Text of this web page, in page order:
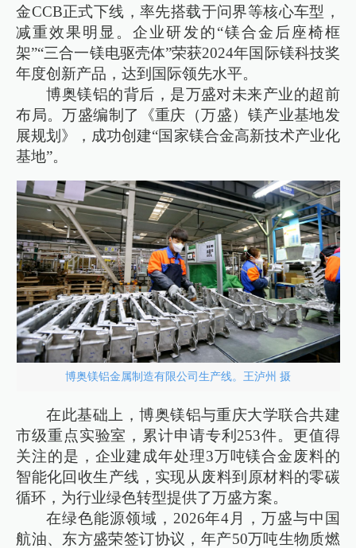
金CCB正式下线，率先搭载于问界等核心车型，
减重效果明显。企业研发的“镁合金后座椅框
架”“三合一镁电驱壳体”荣获2024年国际镁科技奖
年度创新产品，达到国际领先水平。
博奥镁铝的背后，是万盛对未来产业的超前
布局。万盛编制了《重庆（万盛）镁产业基地发
展规划》，成功创建“国家镁合金高新技术产业化
基地”。
博奥镁铝金属制造有限公司生产线。王泸州 摄
在此基础上，博奥镁铝与重庆大学联合共建
市级重点实验室，累计申请专利253件。更值得
关注的是，企业建成年处理3万吨镁合金废料的
智能化回收生产线，实现从废料到原材料的零碳
循环，为行业绿色转型提供了万盛方案。
在绿色能源领域，2026年4月，万盛与中国
航油、东方盛荣签订协议，年产50万吨生物质燃